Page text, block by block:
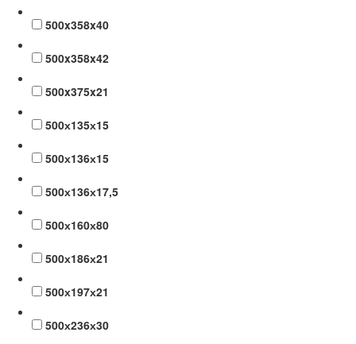
500x358x40
500x358x42
500x375x21
500х135х15
500х136х15
500х136х17,5
500х160х80
500х186х21
500х197х21
500х236х30